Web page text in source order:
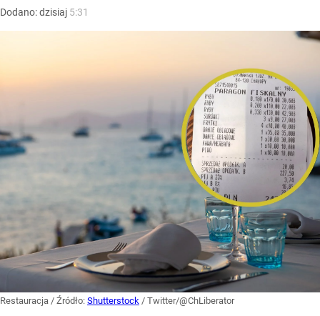
Dodano:dzisiaj 5:31
Restauracja / Źródło: Shutterstock / Twitter/@ChLiberator